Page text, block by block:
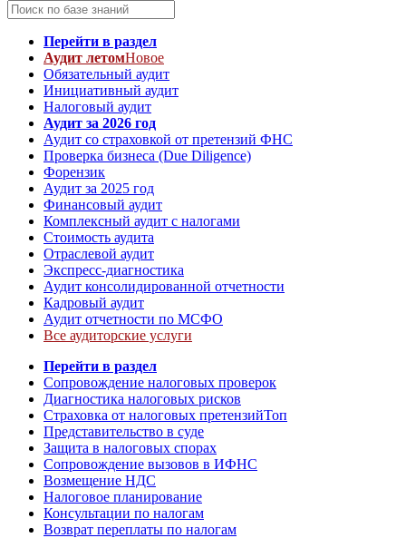
Перейти в раздел
Аудит летомНовое
Обязательный аудит
Инициативный аудит
Налоговый аудит
Аудит за 2026 год
Аудит со страховкой от претензий ФНС
Проверка бизнеса (Due Diligence)
Форензик
Аудит за 2025 год
Финансовый аудит
Комплексный аудит с налогами
Стоимость аудита
Отраслевой аудит
Экспресс-диагностика
Аудит консолидированной отчетности
Кадровый аудит
Аудит отчетности по МСФО
Все аудиторские услуги
Перейти в раздел
Сопровождение налоговых проверок
Диагностика налоговых рисков
Страховка от налоговых претензийТоп
Представительство в суде
Защита в налоговых спорах
Сопровождение вызовов в ИФНС
Возмещение НДС
Налоговое планирование
Консультации по налогам
Возврат переплаты по налогам